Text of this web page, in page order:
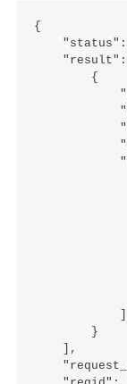
{
        {
            ]
        }
    ],